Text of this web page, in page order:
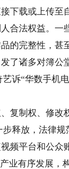
下载或上传至
合法权益。一
的完整性，甚
了诸多对簿公
诉“华数手机
复制权、修改
释放，法律规
频平台和公众
业有序发展，